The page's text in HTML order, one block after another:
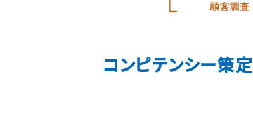
コンピテンシー策